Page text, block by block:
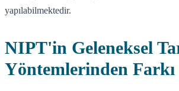
yapılabilmektedir.
NIPT'in Geleneksel
Yöntemlerinden Farkı